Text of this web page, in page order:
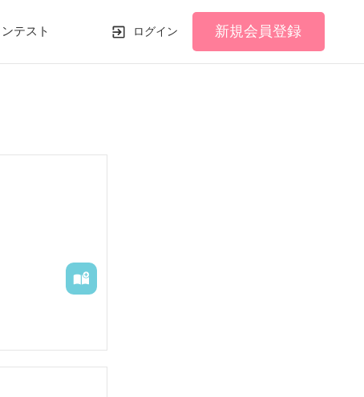
ンテスト ログイン 新規会員登録